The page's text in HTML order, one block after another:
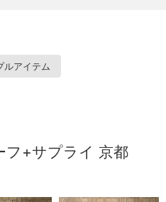
ルアイテム
フ+サプライ 京都